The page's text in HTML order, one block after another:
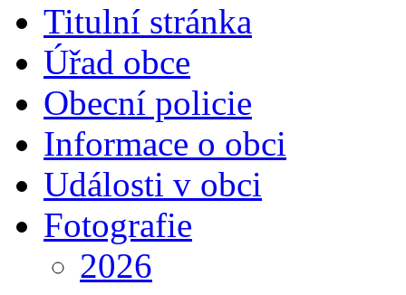
Titulní stránka
Úřad obce
Obecní policie
Informace o obci
Události v obci
Fotografie
2026